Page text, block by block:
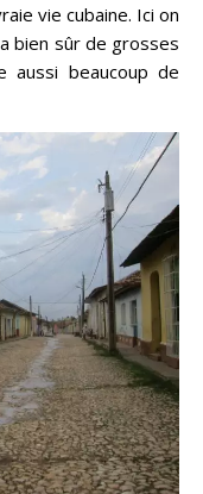
vie cubaine. Ici on
bien sûr de grosses
aussi beaucoup de